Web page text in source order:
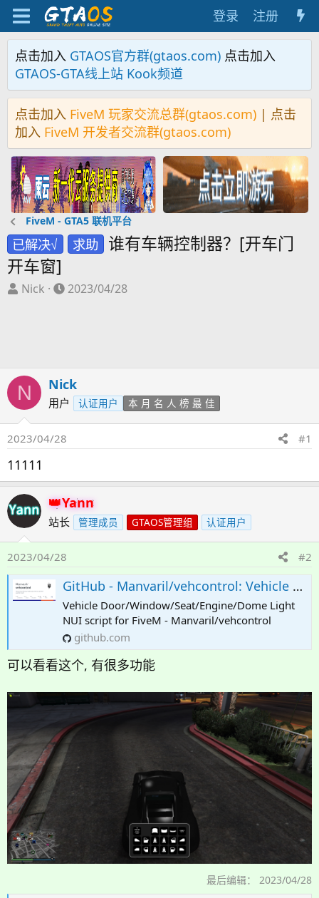
登录 注册
点击加入 GTAOS官方群(gtaos.com) 点击加入
GTAOS-GTA线上站 Kook频道
点击加入 FiveM 玩家交流总群(gtaos.com) | 点击
加入 FiveM 开发者交流群(gtaos.com)
FiveM - GTA5 联机平台
已解决√ 求助
谁有车辆控制器？[开车门
开车窗]
主
Nick
开
2023/04/28
N Nick
用户 认证用户 本 月 名 人 榜 最 佳
2023/04/28 #1
11111
Yann
站长 管理成员 GTAOS管理组 认证用户
2023/04/28 #2
GitHub - Manvaril/vehcontrol: Vehicle Door/Window/Seat/Engine/Dome Light NUI script for FiveM
Vehicle Door/Window/Seat/Engine/Dome Light
NUI script for FiveM - Manvaril/vehcontrol
github.com
可以看看这个, 有很多功能
最后编辑： 2023/04/28